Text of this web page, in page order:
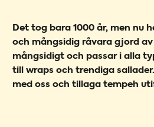
Det tog bara 1000 år, men nu
och mångsidig råvara gjord
mångsidigt och passar i alla
till wraps och trendiga
med oss och tillaga tempeh